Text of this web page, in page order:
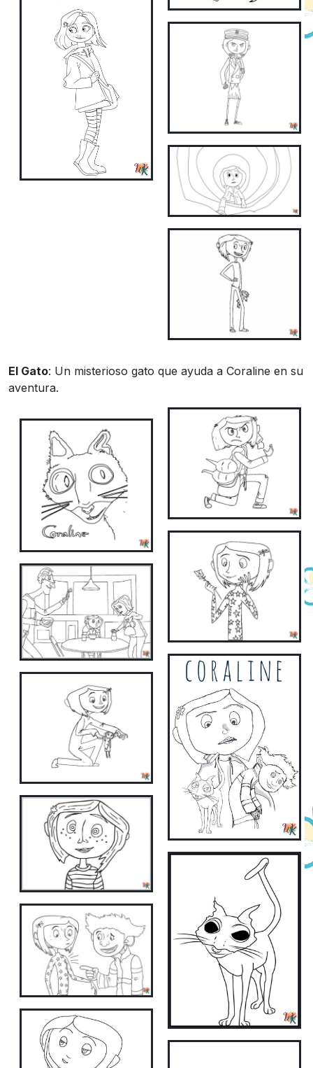
El Gato: Un misterioso gato que ayuda a Coraline en su
aventura.